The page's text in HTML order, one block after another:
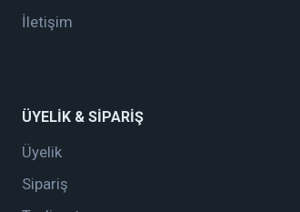
İletişim
ÜYELİK & SİPARİŞ
Üyelik
Sipariş